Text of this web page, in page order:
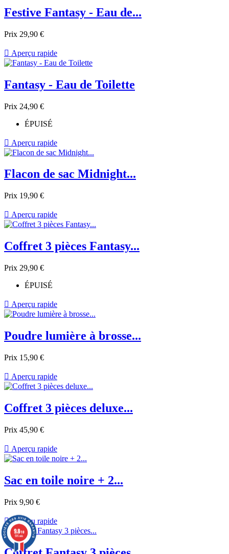
Festive Fantasy - Eau de...
Prix 29,90 €
 Aperçu rapide
Fantasy - Eau de Toilette
Prix 24,90 €
ÉPUISÉ
 Aperçu rapide
Flacon de sac Midnight...
Prix 19,90 €
 Aperçu rapide
Coffret 3 pièces Fantasy...
Prix 29,90 €
ÉPUISÉ
 Aperçu rapide
Poudre lumière à brosse...
Prix 15,90 €
 Aperçu rapide
Coffret 3 pièces deluxe...
Prix 45,90 €
 Aperçu rapide
Sac en toile noire + 2...
Prix 9,90 €
Aperçu rapide
9.8/10
595 avis